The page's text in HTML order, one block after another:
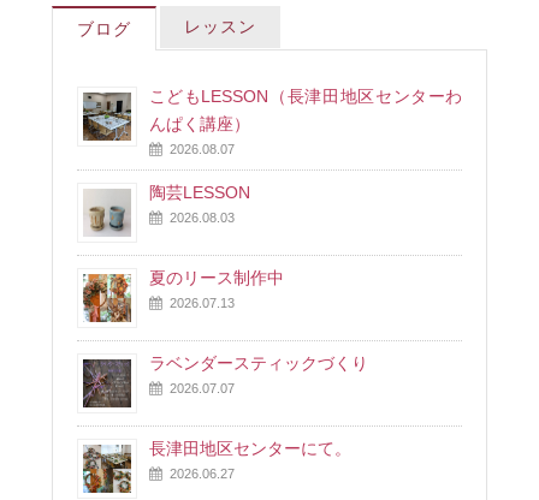
ブログ レッスン
こどもLESSON（長津田地区センターわ
んぱく講座）
2026.08.07
陶芸LESSON
2026.08.03
夏のリース制作中
2026.07.13
ラベンダースティックづくり
2026.07.07
長津田地区センターにて。
2026.06.27